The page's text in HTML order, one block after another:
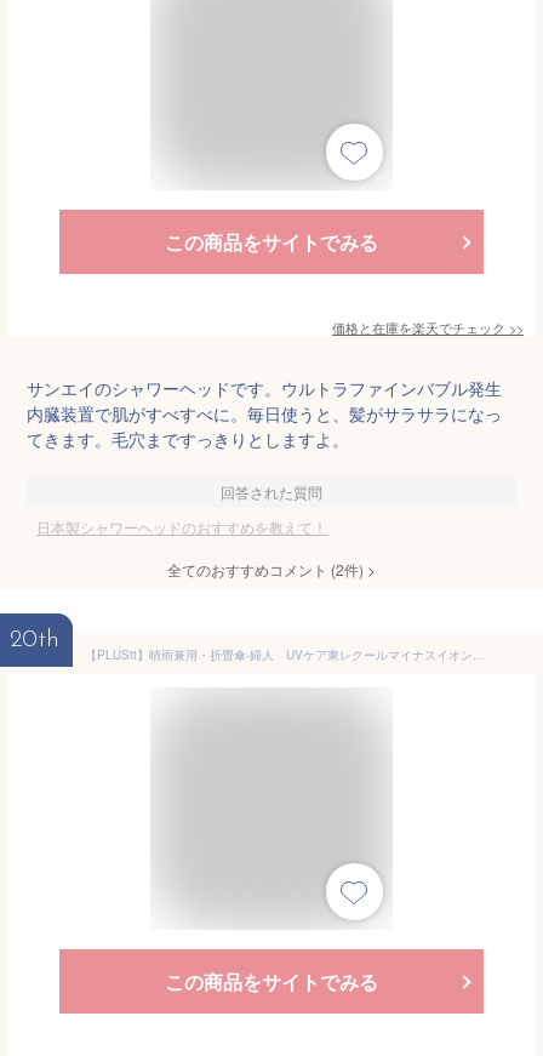
この商品をサイトでみる
価格と在庫を楽天でチェック >>
サンエイのシャワーヘッドです。ウルトラファインバブル発生
内臓装置で肌がすべすべに。毎日使うと、髪がサラサラになっ
てきます。毛穴まですっきりとしますよ。
回答された質問
日本製シャワーヘッドのおすすめを教えて！
全てのおすすめコメント (2件) >
20th
【PLUStt】晴雨兼用・折畳傘-婦人 UVケア東レクールマイナスイオン耳レース日本製軽量晴雨兼用折畳傘 ベージュ（3615100） 【送料無料】（アンブレラ、折傘、日傘、紫外線予防、UV対策）
この商品をサイトでみる